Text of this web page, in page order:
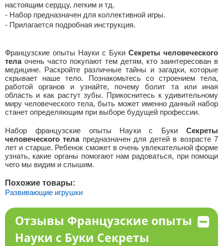
настоящим сердцу, легким и тд.
- Набор предназначен для коллективной игры.
- Прилагается подробная инструкция.
Французские опыты Науки с БукиСекреты человеческого
телаочень часто покупают тем детям, кто заинтересован в
медицине. Раскройте различные тайны и загадки, которые
скрывает наше тело. Познакомьтесь со строением тела,
работой органов и узнайте, почему болит та или иная
область и как растут зубы. Прикоснитесь к удивительному
миру человеческого тела, быть может именно данный набор
станет определяющим при выборе будущей профессии.
Набор французские опыты Науки с БукиСекреты
человеческого тела предназначен для детей в возрасте 7
лет и старше. Ребенок сможет в очень увлекательной форме
узнать, какие органы помогают нам радоваться, при помощи
чего мы видим и слышим.
Похожие товары:
Развивающие игрушки
Отзывы Французские опыты
Науки с Буки Секреты